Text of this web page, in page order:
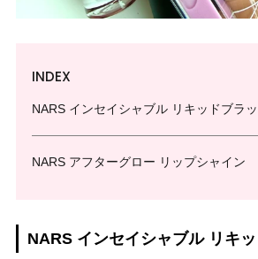
INDEX
NARS インセイシャブル リキッドブラッ
NARS アフターグロー リップシャイン
NARS インセイシャブル リキ